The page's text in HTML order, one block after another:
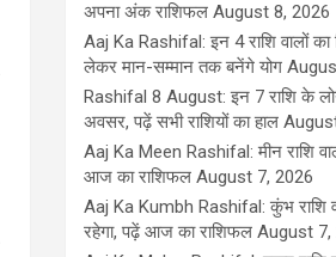
अपना अंक राशिफल August 8, 2026
Aaj Ka Rashifal: इन 4 राशि वालों
लेकर मान-सम्मान तक बनेंगे योग
Rashifal 8 August: इन 7 राशि के
अवसर, पढ़ें सभी राशियों का हाल
Aaj Ka Meen Rashifal: मीन राशि
आज का राशिफल August 7, 2026
Aaj Ka Kumbh Rashifal: कुंभ राशि
रहेगा, पढ़ें आज का राशिफल August 7,